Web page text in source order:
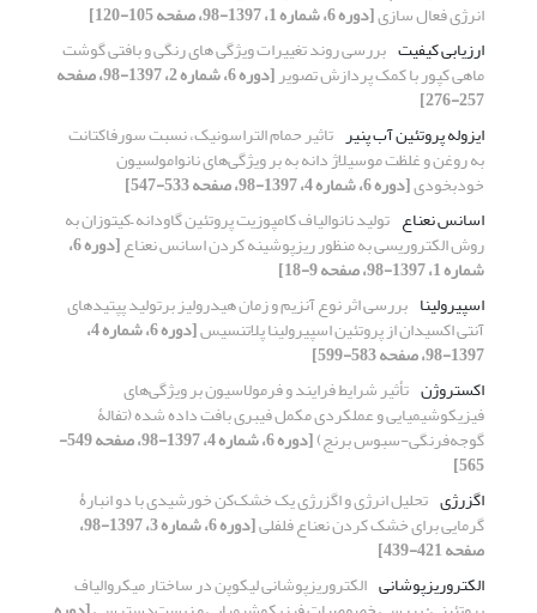
انرژی فعال‏ سازی[دوره 6، شماره 1، 1397-98، صفحه 105-120]
ارزیابی کیفیت بررسی روند تغییرات ویژگی های رنگی و بافتی گوشت
ماهی کپور با کمک پردازش تصویر [دوره 6، شماره 2، 1397-98، صفحه
257-276]
ایزوله پروتئین آب پنیر تاثیر حمام التراسونیک، نسبت سورفاکتانت
به روغن و غلظت موسیلاژ دانه به بر ویژگی‌های نانوامولسیون
خودبخودی[دوره 6، شماره 4، 1397-98، صفحه 533-547]
اسانس نعناع تولید نانوالیاف کامپوزیت پروتئین گاودانه –کیتوزان به
روش الکتروریسی به منظور ریزپوشینه کردن اسانس نعناع [دوره 6،
شماره 1، 1397-98، صفحه 9-18]
اسپیرولینا بررسی اثر نوع آنزیم و زمان هیدرولیز برتولید پپتیدهای
آنتی اکسیدان از پروتئین اسپیرولینا پلاتنسیس [دوره 6، شماره 4،
1397-98، صفحه 583-599]
اکستروژن تأثیر شرایط فرایند و فرمولاسیون بر ویژگی‌های
فیزیکوشیمیایی و عملکردی مکمل فیبری بافت داده شده (تفالۀ
گوجه‌فرنگی-سبوس برنج) [دوره 6، شماره 4، 1397-98، صفحه 549-
565]
اگزرژی تحلیل انرژی و اگزرژی یک خشک‌کن خورشیدی با دو انبارۀ
گرمایی برای خشک کردن نعناع فلفلی [دوره 6، شماره 3، 1397-98،
صفحه 421-439]
الکتروریزپوشانی الکتروریزپوشانی لیکوپن در ساختار میکروالیاف